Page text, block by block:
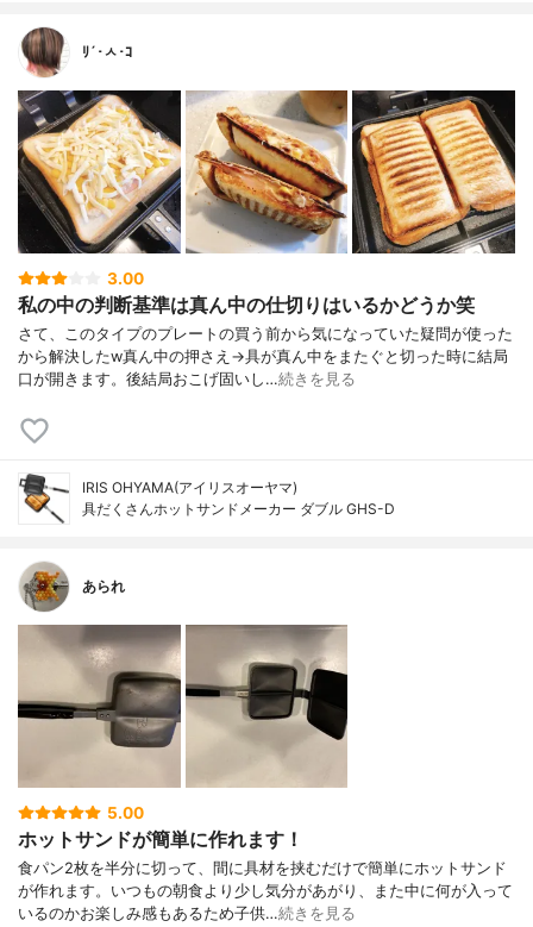
ﾘ´･ㅅ･ｺ
3.00
私の中の判断基準は真ん中の仕切りはいるかどうか笑
さて、このタイプのプレートの買う前から気になっていた疑問が使った
から解決したw真ん中の押さえ→具が真ん中をまたぐと切った時に結局
口が開きます。後結局おこげ固いし…続きを見る
IRIS OHYAMA(アイリスオーヤマ)
具だくさんホットサンドメーカー ダブル GHS-D
あられ
5.00
ホットサンドが簡単に作れます！
食パン2枚を半分に切って、間に具材を挟むだけで簡単にホットサンド
が作れます。いつもの朝食より少し気分があがり、また中に何が入って
いるのかお楽しみ感もあるため子供…続きを見る